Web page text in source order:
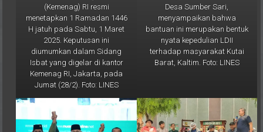
menetapkan 1 Ramadan 1446
H jatuh pada Sabtu, 1 Maret
2025. Keputusan ini
diumumkan dalam Sidang
Isbat yang digelar di kantor
Kemenag RI, Jakarta, pada
Jumat (28/2). Foto: LINES
menyampaikan bahwa
bantuan ini merupakan bentuk
nyata kepedulian LDII
terhadap masyarakat Kutai
Barat, Kaltim. Foto: LINES